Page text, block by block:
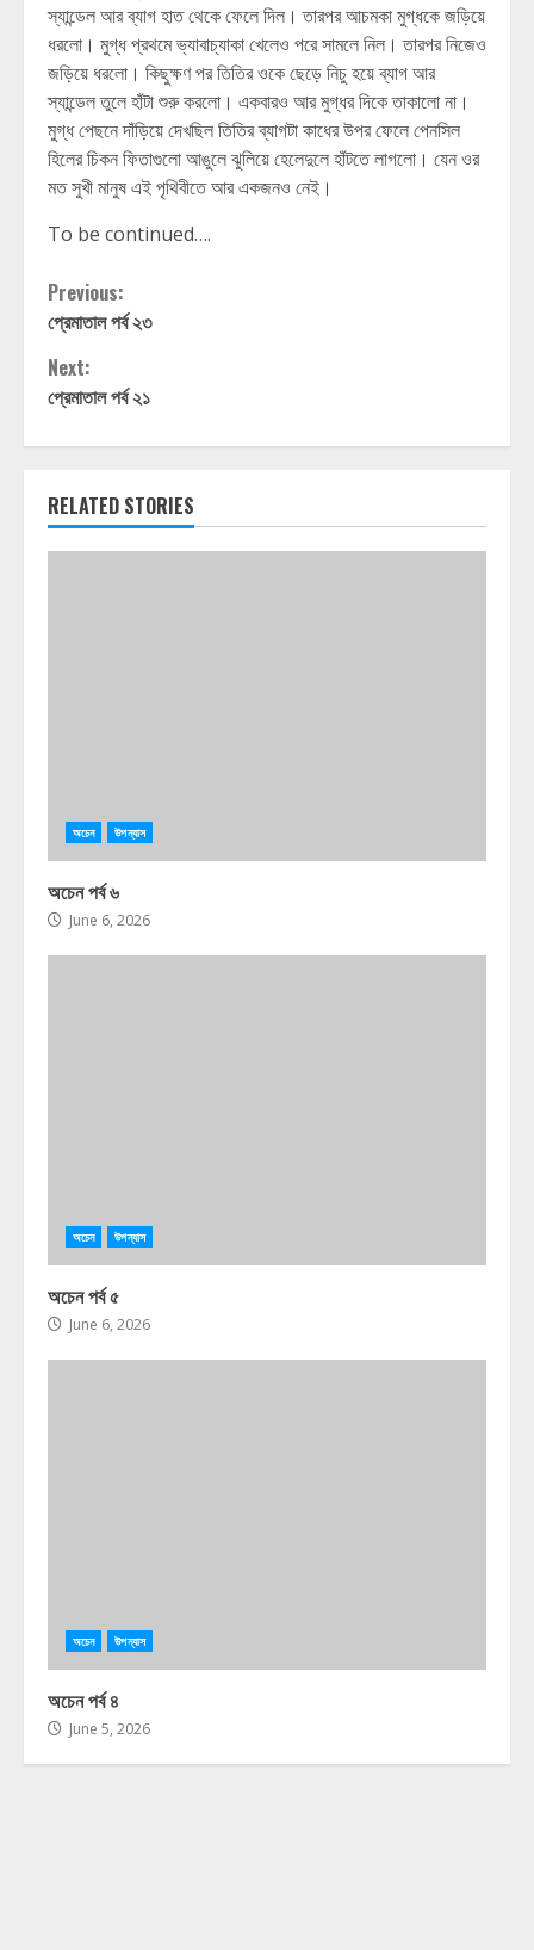
স্যান্ডেল আর ব্যাগ হাত থেকে ফেলে দিল। তারপর আচমকা মুগ্ধকে জড়িয়ে
ধরলো। মুগ্ধ প্রথমে ভ্যাবাচ্যাকা খেলেও পরে সামলে নিল। তারপর নিজেও
জড়িয়ে ধরলো। কিছুক্ষণ পর তিতির ওকে ছেড়ে নিচু হয়ে ব্যাগ আর
স্যান্ডেল তুলে হাঁটা শুরু করলো। একবারও আর মুগ্ধর দিকে তাকালো না।
মুগ্ধ পেছনে দাঁড়িয়ে দেখছিল তিতির ব্যাগটা কাধের উপর ফেলে পেনসিল
হিলের চিকন ফিতাগুলো আঙুলে ঝুলিয়ে হেলেদুলে হাঁটতে লাগলো। যেন ওর
মত সুখী মানুষ এই পৃথিবীতে আর একজনও নেই।
To be continued….
Continue
Reading
Previous:
প্রেমাতাল পর্ব ২৩
Next:
প্রেমাতাল পর্ব ২১
RELATED STORIES
অচেন উপন্যাস
অচেন পর্ব ৬
June 6, 2026
অচেন উপন্যাস
অচেন পর্ব ৫
June 6, 2026
অচেন উপন্যাস
অচেন পর্ব ৪
June 5, 2026